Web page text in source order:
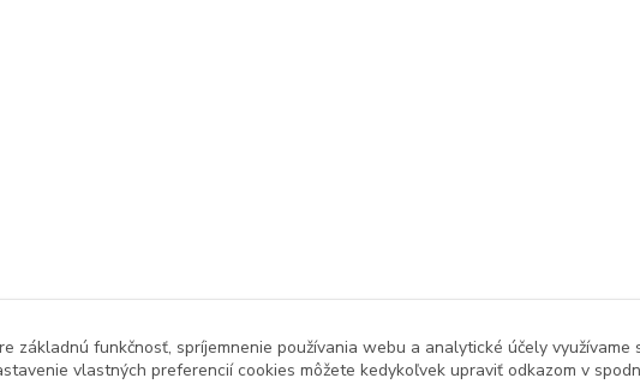
základnú funkčnosť, spríjemnenie používania webu a analytické účely využívame
vlastných preferencií cookies môžete kedykoľvek upraviť odkazom v